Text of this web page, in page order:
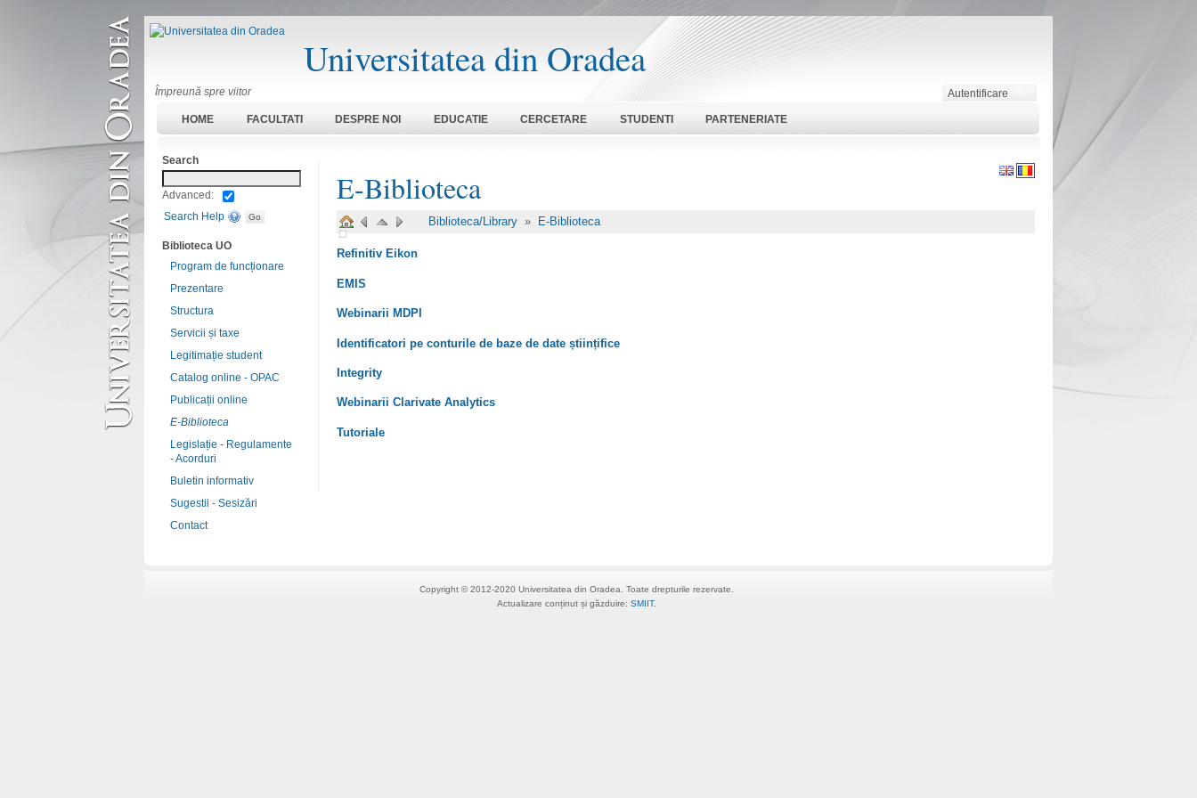
Universitatea din Oradea
Împreună spre viitor Autentificare
HOME FACULTATI DESPRE NOI EDUCATIE CERCETARE STUDENTI PARTENERIATE
E-Biblioteca
Biblioteca/Library » E-Biblioteca
Refinitiv Eikon
EMIS
Webinarii MDPI
Identificatori pe conturile de baze de date științifice
Integrity
Webinarii Clarivate Analytics
Tutoriale
Search
Advanced:
Search Help
Biblioteca UO
Program de funcționare
Prezentare
Structura
Servicii și taxe
Legitimație student
Catalog online - OPAC
Publicații online
E-Biblioteca
Legislație - Regulamente
- Acorduri
Buletin informativ
Sugestii - Sesizări
Contact
Copyright © 2012-2020 Universitatea din Oradea. Toate drepturile rezervate.
Actualizare conținut și găzduire: SMIIT.